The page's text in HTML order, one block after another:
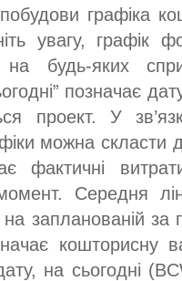
графіка
увагу, графік
на будь-яких
позначає
проект. У
можна скласти
фактичні
Середня
на запланованій за
кошторисну
на сьогодні